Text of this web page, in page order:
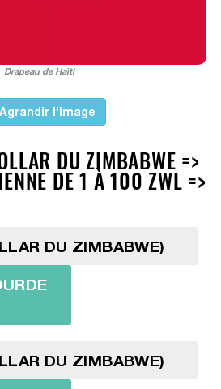
Drapeau de Haïti
Agrandir l'image
DU ZIMBABWE =>
DE 1 À 100 ZWL =>
DU ZIMBABWE)
DU ZIMBABWE)